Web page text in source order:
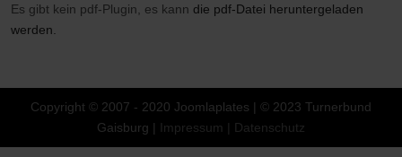
Es gibt kein pdf-Plugin, es kann die pdf-Datei heruntergeladen
werden.
Copyright © 2007 - 2020 Joomlaplates | © 2023 Turnerbund
Gaisburg |
Impressum | Datenschutz